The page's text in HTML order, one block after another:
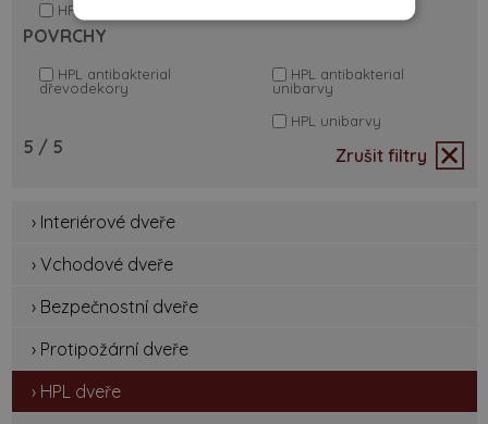
HPL
POVRCHY
HPL antibakterial
dřevodekory
HPL antibakterial
unibarvy
HPL unibarvy
5 / 5 Zrušit filtry
› Interiérové dveře
› Vchodové dveře
› Bezpečnostní dveře
› Protipožární dveře
› HPL dveře